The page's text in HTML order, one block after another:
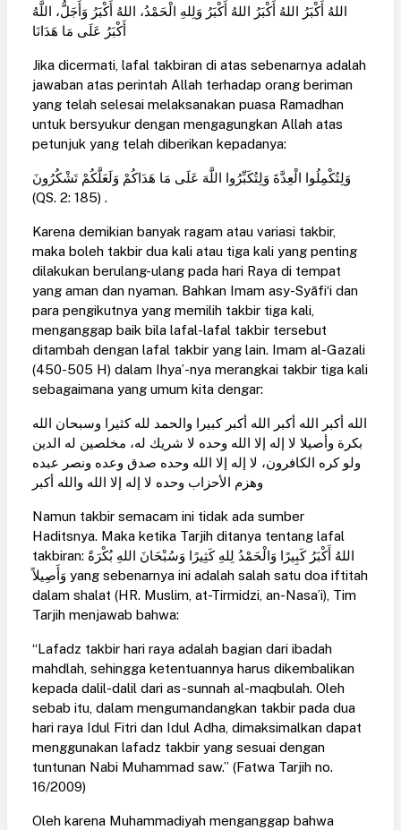
اللهُ أَكْبَرُ اللهُ أَكْبَرُ اللهُ أَكْبَرُ وَلِلهِ الْحَمْدُ، اللهُ أَكْبَرُ وَأَجَلُّ، اللَّهُ
أَكْبَرُ عَلَى مَا هَدَانَا
Jika dicermati, lafal takbiran di atas sebenarnya adalah
jawaban atas perintah Allah terhadap orang beriman
yang telah selesai melaksanakan puasa Ramadhan
untuk bersyukur dengan mengagungkan Allah atas
petunjuk yang telah diberikan kepadanya:
وَلِتُكْمِلُوا الْعِدَّةَ وَلِتُكَبِّرُوا اللَّهَ عَلَى مَا هَدَاكُمْ وَلَعَلَّكُمْ تَشْكُرُونَ
(QS. 2: 185) .
Karena demikian banyak ragam atau variasi takbir,
maka boleh takbir dua kali atau tiga kali yang penting
dilakukan berulang-ulang pada hari Raya di tempat
yang aman dan nyaman. Bahkan Imam asy-Syāfi‘i dan
para pengikutnya yang memilih takbir tiga kali,
menganggap baik bila lafal-lafal takbir tersebut
ditambah dengan lafal takbir yang lain. Imam al-Gazali
(450-505 H) dalam Ihya’-nya merangkai takbir tiga kali
sebagaimana yang umum kita dengar:
الله أكبر الله أكبر الله أكبر كبيرا والحمد لله كثيرا وسبحان الله
بكرة وأصيلا لا إله إلا الله وحده لا شريك له، مخلصين له الدين
ولو كره الكافرون، لا إله إلا الله وحده صدق وعده ونصر عبده
وهزم الأحزاب وحده لا إله إلا الله والله أكبر
Namun takbir semacam ini tidak ada sumber
Haditsnya. Maka ketika Tarjih ditanya tentang lafal
takbiran: اللهُ أَكْبَرُ كَبِيرًا وَالْحَمْدُ لِلهِ كَثِيرًا وَسُبْحَانَ اللهِ بُكْرَةً
وَأَصِيلاً yang sebenarnya ini adalah salah satu doa iftitah
dalam shalat (HR. Muslim, at-Tirmidzi, an-Nasa’i), Tim
Tarjih menjawab bahwa:
“Lafadz takbir hari raya adalah bagian dari ibadah
mahdlah, sehingga ketentuannya harus dikembalikan
kepada dalil-dalil dari as-sunnah al-maqbulah. Oleh
sebab itu, dalam mengumandangkan takbir pada dua
hari raya Idul Fitri dan Idul Adha, dimaksimalkan dapat
menggunakan lafadz takbir yang sesuai dengan
tuntunan Nabi Muhammad saw.” (Fatwa Tarjih no.
16/2009)
Oleh karena Muhammadiyah menganggap bahwa